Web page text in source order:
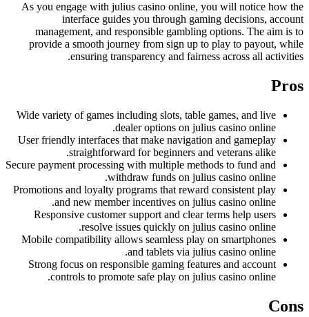
As you engage with julius casino online, you will notice how the
interface guides you through gaming decisions, account
management, and responsible gambling options. The aim is to
provide a smooth journey from sign up to play to payout, while
ensuring transparency and fairness across all activities.
Pros
Wide variety of games including slots, table games, and live
dealer options on julius casino online.
User friendly interfaces that make navigation and gameplay
straightforward for beginners and veterans alike.
Secure payment processing with multiple methods to fund and
withdraw funds on julius casino online.
Promotions and loyalty programs that reward consistent play
and new member incentives on julius casino online.
Responsive customer support and clear terms help users
resolve issues quickly on julius casino online.
Mobile compatibility allows seamless play on smartphones
and tablets via julius casino online.
Strong focus on responsible gaming features and account
controls to promote safe play on julius casino online.
Cons